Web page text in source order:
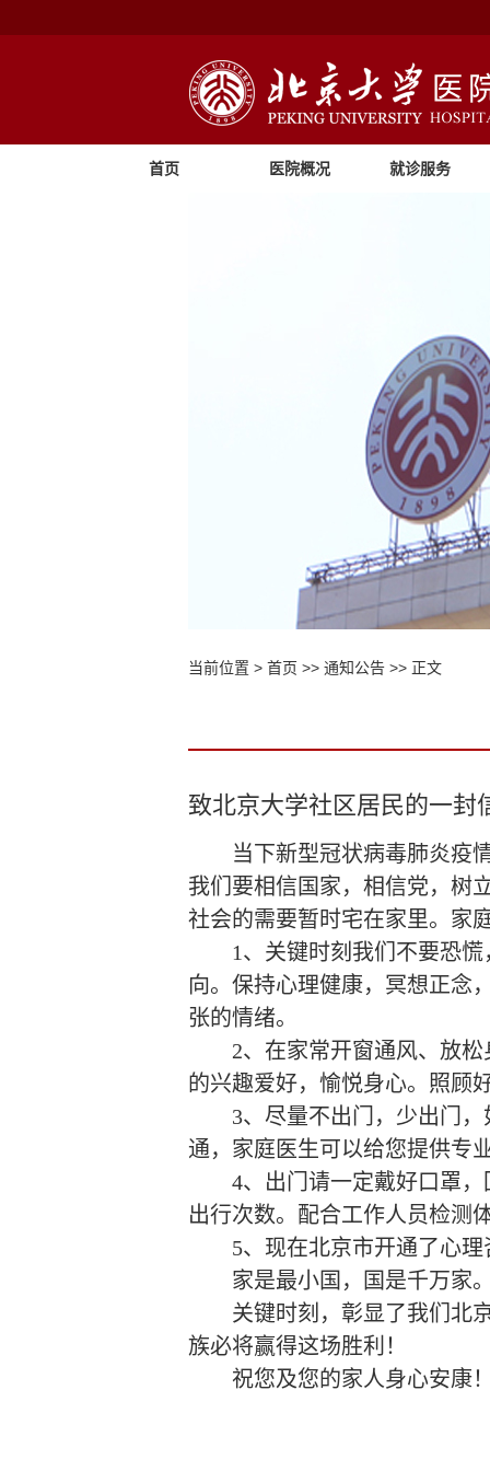
首页 医院概况 就诊服务
当前位置 > 首页 >> 通知公告 >> 正文
致北京大学社区居民的一封
当下新型冠状病毒肺炎疫
我们要相信国家，相信党，树
社会的需要暂时宅在家里。家
1、关键时刻我们不要恐
向。保持心理健康，冥想正念
张的情绪。
2、在家常开窗通风、放
的兴趣爱好，愉悦身心。照顾
3、尽量不出门，少出门
通，家庭医生可以给您提供专
4、出门请一定戴好口罩
出行次数。配合工作人员检测
5、现在北京市开通了心
家是最小国，国是千万家
关键时刻，彰显了我们北
族必将赢得这场胜利！
祝您及您的家人身心安康